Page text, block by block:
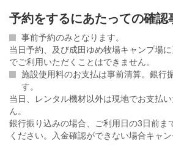
予約をするにあたっての確認
事前予約のみとなります。
当日予約、及び成田ゆめ牧場キャンプ場
でご利用いただくことはできません。
施設使用料のお支払は事前清算。銀行
す。
当日、レンタル機材以外は現地でお支払
ん。
銀行振り込みの場合、ご利用日の3日前ま
ください。入金確認ができない場合キャン